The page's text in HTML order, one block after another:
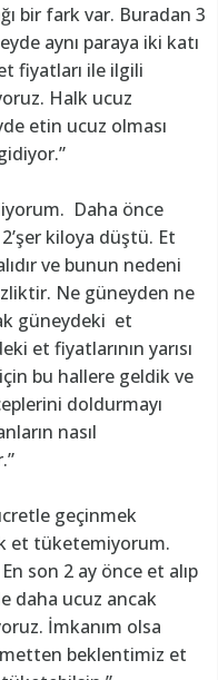
bir fark var. Buradan 3
aynı paraya iki katı
fiyatları ile ilgili
Halk ucuz
etin ucuz olması
Daha önce
kiloya düştü. Et
ve bunun nedeni
Ne güneyden ne
güneydeki et
et fiyatlarının yarısı
için bu hallere geldik ve
doldurmayı
nasıl
geçinmek
et tüketemiyorum.
son 2 ay önce et alıp
daha ucuz ancak
İmkanım olsa
beklentimiz et